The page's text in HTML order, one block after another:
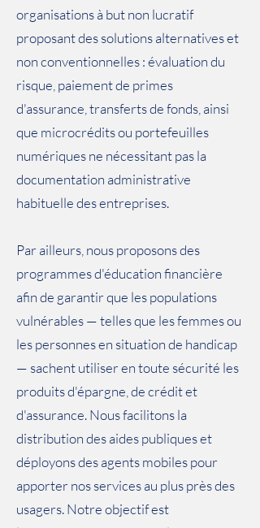
organisations à but non lucratif
proposant des solutions alternatives et
non conventionnelles : évaluation du
risque, paiement de primes
d'assurance, transferts de fonds, ainsi
que microcrédits ou portefeuilles
numériques ne nécessitant pas la
documentation administrative
habituelle des entreprises.
Par ailleurs, nous proposons des
programmes d'éducation financière
afin de garantir que les populations
vulnérables — telles que les femmes ou
les personnes en situation de handicap
— sachent utiliser en toute sécurité les
produits d'épargne, de crédit et
d'assurance. Nous facilitons la
distribution des aides publiques et
déployons des agents mobiles pour
apporter nos services au plus près des
usagers. Notre objectif est